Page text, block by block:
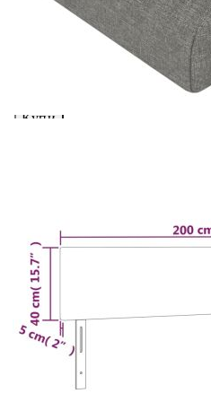
вноски на кредита.
Предоставената таблица е
Добавете продукта в
количката" и при поръчка
Когато плащате с NewPay,
поръчката Ви вместо Вас.
разполагате с три начина да
Отложено до 30 дни от
поръчката без оскъпяване.
400 лв. / €204,52
Плащане на 4 вноски.
поръчката си на момента с
разделя на 3 равни месечни
покупки на стойност до
Плащане на 6 вноски.